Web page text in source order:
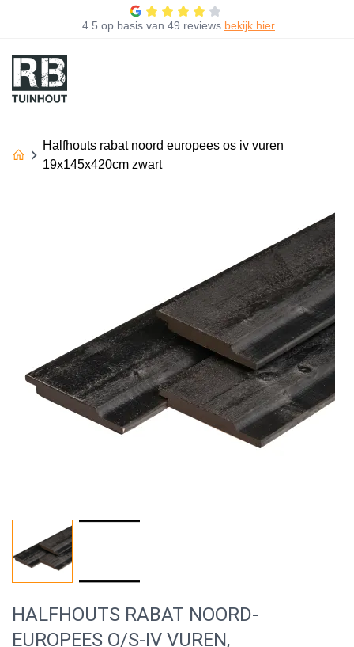
4.5 op basis van 49 reviews bekijk hier
Halfhouts rabat noord europees os iv vuren
19x145x420cm zwart
HALFHOUTS RABAT NOORD-
EUROPEES O/S-IV VUREN,